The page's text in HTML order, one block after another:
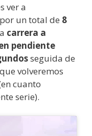
ver a
un total de 8
carrera a
pendiente
seguida de
volveremos
cuanto
serie).